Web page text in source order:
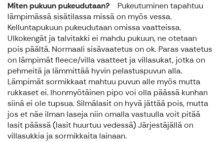
Miten pukuun pukeudutaan? Pukeutuminen tapahtuu
lämpimässä sisätilassa missä on myös vessa.
Kelluntapukuun pukeudutaan omissa vaatteissa.
Ulkokengät ja talvitakki ei mahdu pukuun, ne otetaan
pois päältä. Normaali sisävaatetus on ok. Paras vaatetus
on lämpimät fleece/villa vaatteet ja villasukat, jotka on
pehmeitä ja lämmittää hyvin pelastuspuvun alla.
Lämpimät sormikkaat mahtuu puvun alle myös mutta
rukkaset ei. Ihonmyötäinen pipo voi olla päässä kunhan
siinä ei ole tupsua. Silmälasit on hyvä jättää pois, mutta
jos et näe ilman laseja niin omalla vastuulla voit pitää
lasit päässä (lasit huurtuu vedessä) Järjestäjällä on
villasukkia ja sormikkaita lainaan.